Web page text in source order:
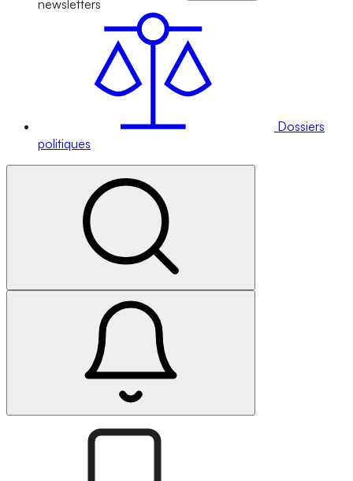
newsletters
Dossiers
politiques